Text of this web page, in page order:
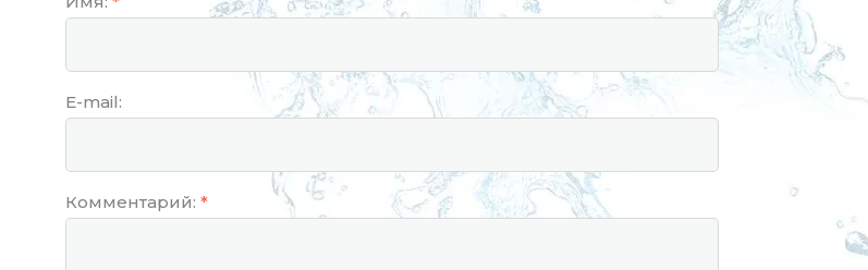
E-mail:
Комментарий: *